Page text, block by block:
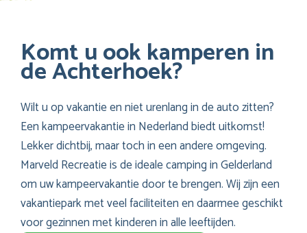
Komt u ook kamperen in
de Achterhoek?
Wilt u op vakantie en niet urenlang in de auto zitten?
Een kampeervakantie in Nederland biedt uitkomst!
Lekker dichtbij, maar toch in een andere omgeving.
Marveld Recreatie is de ideale camping in Gelderland
om uw kampeervakantie door te brengen. Wij zijn een
vakantiepark met veel faciliteiten en daarmee geschikt
voor gezinnen met kinderen in alle leeftijden.